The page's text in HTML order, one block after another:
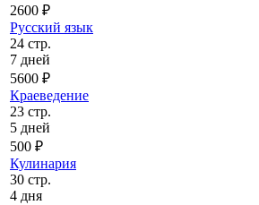
2600 ₽
Русский язык
24 стр.
7 дней
5600 ₽
Краеведение
23 стр.
5 дней
500 ₽
Кулинария
30 стр.
4 дня